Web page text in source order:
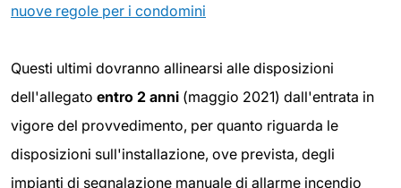
nuove regole per i condomini
Questi ultimi dovranno allinearsi alle disposizioni
dell'allegato entro 2 anni (maggio 2021) dall'entrata in
vigore del provvedimento, per quanto riguarda le
disposizioni sull'installazione, ove prevista, degli
impianti di segnalazione manuale di allarme incendio